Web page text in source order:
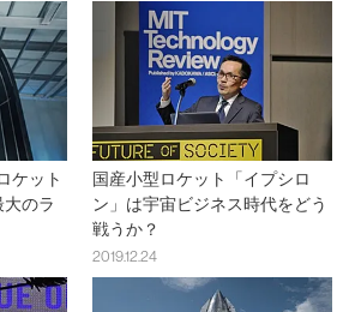
ケット
のラ
国産小型ロケット「イプシロ
ン」は宇宙ビジネス時代をどう
戦うか？
2019.12.24